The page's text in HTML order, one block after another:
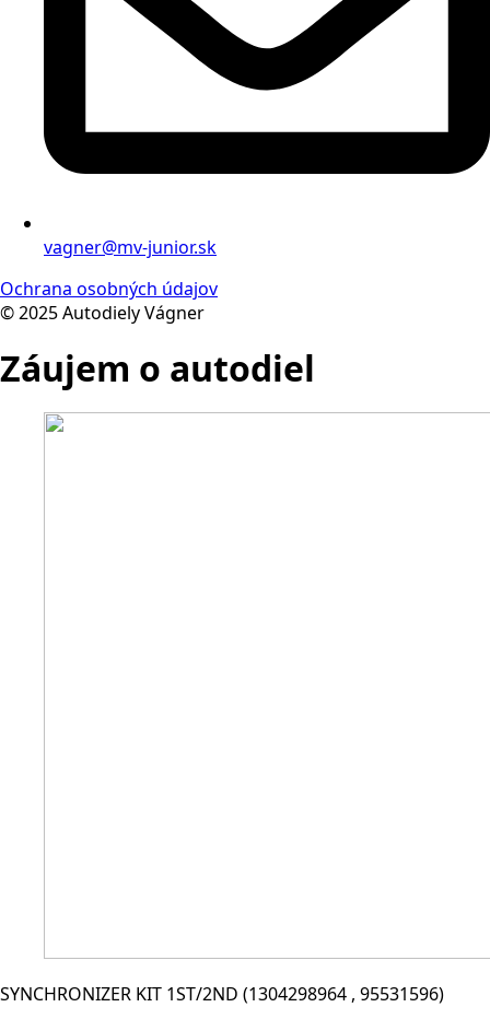
vagner@mv-junior.sk
Ochrana osobných údajov
© 2025 Autodiely Vágner
Záujem o autodiel
SYNCHRONIZER KIT 1ST/2ND (1304298964 , 95531596)